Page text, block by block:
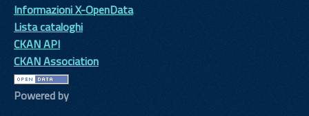
Informazioni X-OpenData
Lista cataloghi
CKAN API
CKAN Association
Powered by